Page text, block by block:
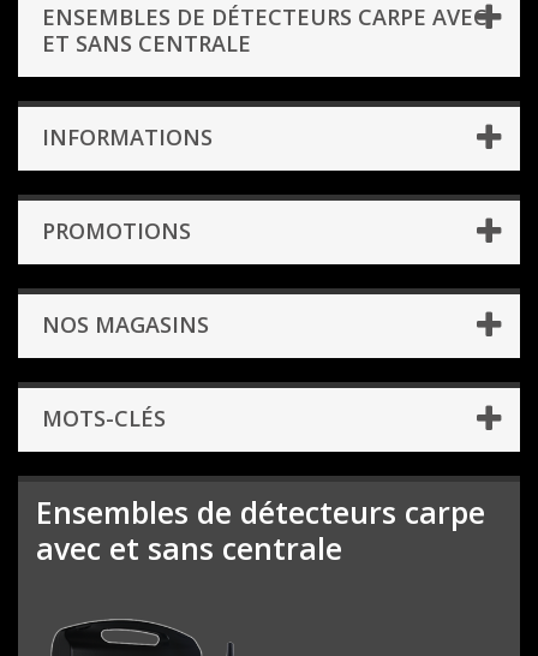
ENSEMBLES DE DÉTECTEURS CARPE AVEC
ET SANS CENTRALE
INFORMATIONS
PROMOTIONS
NOS MAGASINS
MOTS-CLÉS
Ensembles de détecteurs carpe
avec et sans centrale